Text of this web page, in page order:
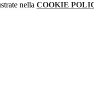
nella COOKIE